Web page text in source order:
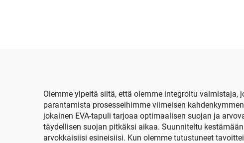
stetoskooppeihin
Olemme ylpeitä siitä, että olemme integroitu
parantamista prosesseihimme viimeisen
jokainen EVA-tapuli tarjoaa optimaalisen suojan ja
täydellisen suojan pitkäksi aikaa. Suunniteltu
arvokkaisiisi esineisiisi. Kun olemme tutustuneet